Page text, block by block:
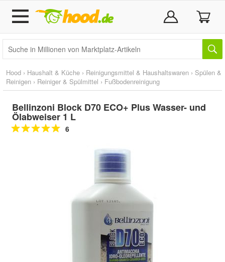
Hood › Haushalt & Küche › Reinigungsmittel & Haushaltswaren › Spülen &
Reinigen › Reiniger & Spülmittel › Fußbodenreinigung
Bellinzoni Block D70 ECO+ Plus Wasser- und
Ölabweiser 1 L
6